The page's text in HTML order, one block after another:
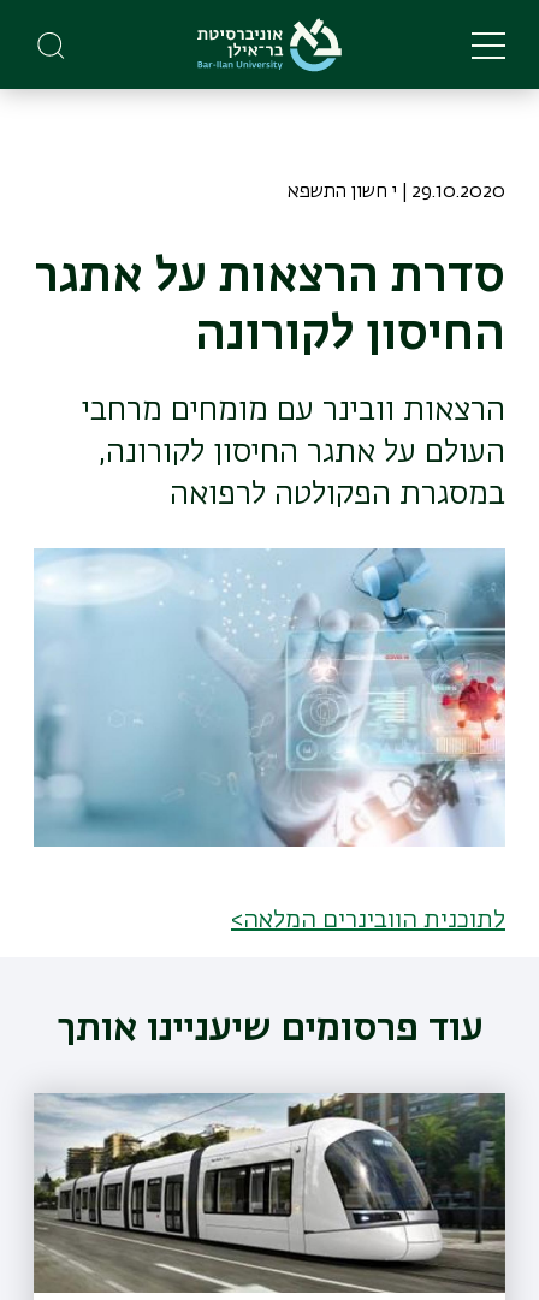
main
29.10.2020 | י חשון התשפא
סדרת הרצאות על אתגר
החיסון לקורונה
הרצאות וובינר עם מומחים מרחבי
העולם על אתגר החיסון לקורונה,
במסגרת הפקולטה לרפואה
תמונה
לתוכנית הוובינרים המלאה>
עוד פרסומים שיעניינו אותך